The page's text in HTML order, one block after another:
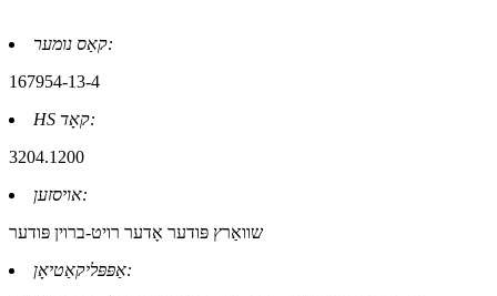
קאַס נומער:
167954-13-4
HS קאָד:
3204.1200
אויסזען:
שוואַרץ פּודער אָדער רויט-ברוין פּודער
אַפּפּליקאַטיאָן: